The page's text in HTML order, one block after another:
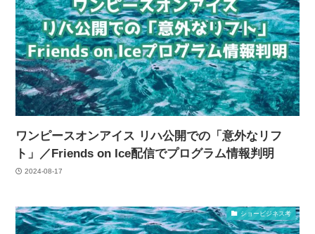
ワンピースオンアイス リハ公開での「意外なリフ
ト」／Friends on Ice配信でプログラム情報判明
2024-08-17
ショービジネス考